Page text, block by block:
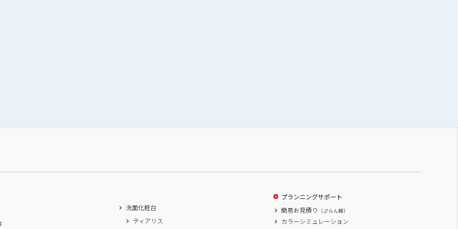
洗面化粧台
ティアリス
プランニングサポート
簡易お見積り
（ぷらん館）
カラーシミュレーション